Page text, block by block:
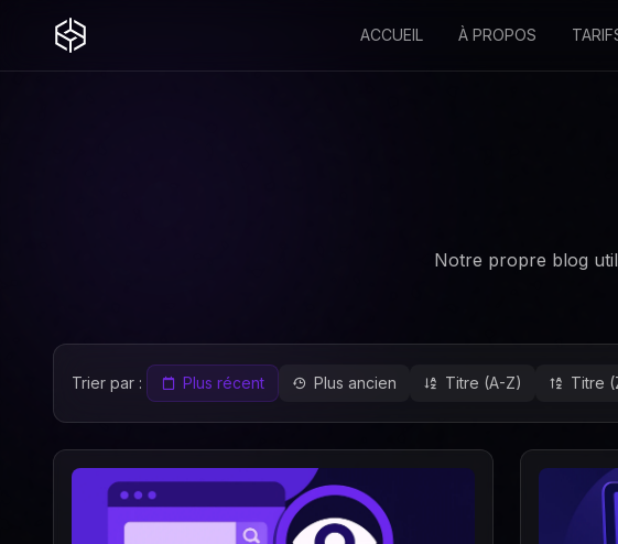
ACCUEIL À PROPOS
Notre propre blog
Trier par : Plus récent Plus ancien Titre (A-Z) Titre